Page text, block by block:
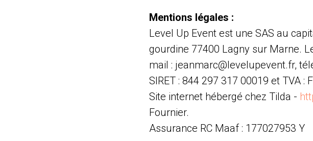
Mentions légales :
Level Up Event est une SAS au
gourdine 77400 Lagny sur Marne.
mail : jeanmarc@levelupevent.fr,
SIRET : 844 297 317 00019 et TVA :
Site internet hébergé chez Tilda -
Fournier.
Assurance RC Maaf : 177027953 Y